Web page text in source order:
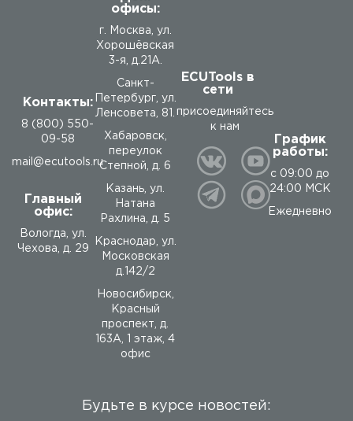
Контакты:
8 (800) 550-
09-58
mail@ecutools.ru
Главный
офис:
Вологда, ул.
Чехова, д. 29
офисы:
г. Москва, ул.
Хорошёвская
3-я, д.21А.
Санкт-
Петербург, ул.
Ленсовета, 81.
Хабаровск,
переулок
Степной, д. 6
Казань, ул.
Натана
Рахлина, д. 5
Краснодар, ул.
Московская
д.142/2
Новосибирск,
Красный
проспект, д.
163А, 1 этаж, 4
офис
ECUTools в
сети
присоединяйтесь
к нам
График
работы:
с 09:00 до
24:00 МСК
Ежедневно
Будьте в курсе новостей: